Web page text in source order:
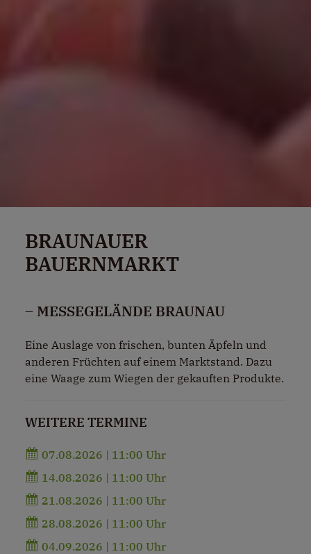
BRAUNAUER
BAUERNMARKT
– MESSEGELÄNDE BRAUNAU
Eine Auslage von frischen, bunten Äpfeln und
anderen Früchten auf einem Marktstand. Dazu
eine Waage zum Wiegen der gekauften Produkte.
WEITERE TERMINE
07.08.2026 | 11:00 Uhr
14.08.2026 | 11:00 Uhr
21.08.2026 | 11:00 Uhr
28.08.2026 | 11:00 Uhr
04.09.2026 | 11:00 Uhr